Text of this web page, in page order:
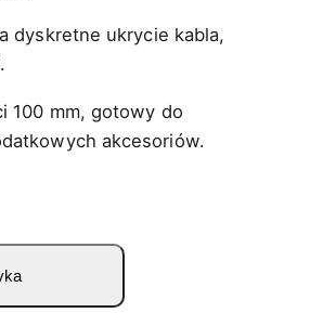
dyskretne ukrycie kabla,
100 mm, gotowy do
akcesoriów.